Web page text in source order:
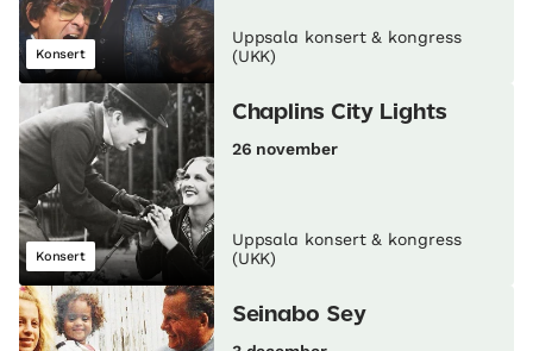
Konsert
Uppsala konsert & kongress
(UKK)
Konsert
Chaplins City Lights
26 november
Uppsala konsert & kongress
(UKK)
Seinabo Sey